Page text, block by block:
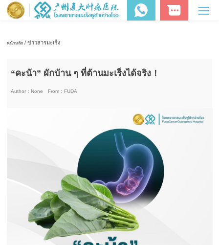
หน้าหลัก/ ข่าวสารมะเร็ง
“คะน้า” ผักบ้าน ๆ ที่ต้านมะเร็งได้จริง！
Author： None From： FUDA